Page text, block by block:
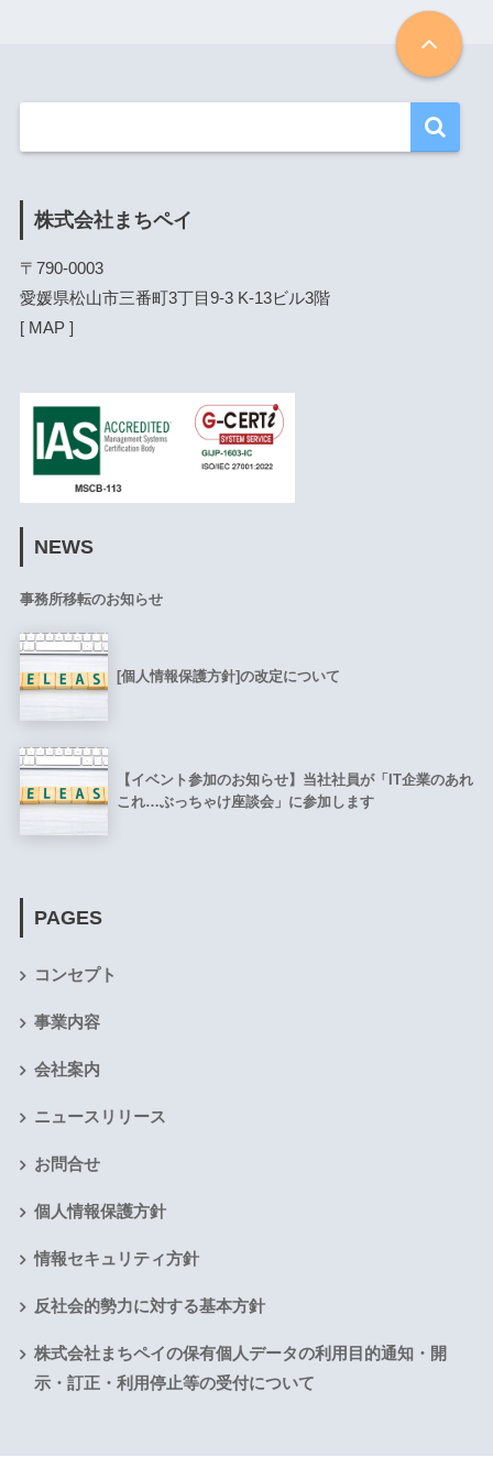
株式会社まちペイ
〒790-0003
愛媛県松山市三番町3丁目9-3 K-13ビル3階
[ MAP ]
NEWS
事務所移転のお知らせ
[個人情報保護方針]の改定について
【イベント参加のお知らせ】当社社員が「IT企業のあれ
これ…ぶっちゃけ座談会」に参加します
PAGES
コンセプト
事業内容
会社案内
ニュースリリース
お問合せ
個人情報保護方針
情報セキュリティ方針
反社会的勢力に対する基本方針
株式会社まちペイの保有個人データの利用目的通知・開
示・訂正・利用停止等の受付について